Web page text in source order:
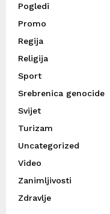
Pogledi
Promo
Regija
Religija
Sport
Srebrenica genocide
Svijet
Turizam
Uncategorized
Video
Zanimljivosti
Zdravlje